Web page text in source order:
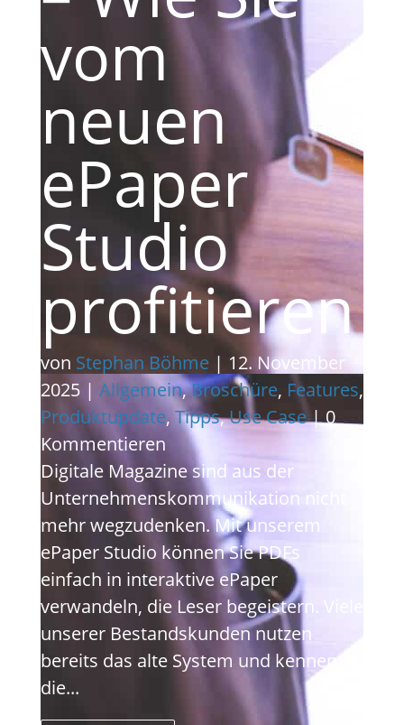
vom
neuen
ePaper
Studio
profitieren
von Stephan Böhme | 12. November
2025| Allgemein,Broschüre, Features,
Produktupdate,Tipps,Use Case| 0
Kommentieren
Digitale Magazine sind aus der
Unternehmenskommunikation nicht
mehr wegzudenken. Mit unserem
ePaper Studio können Sie PDFs
einfach in interaktive ePaper
verwandeln, die Leser begeistern. Viele
unserer Bestandskunden nutzen
bereits das alte System und kennen
die...